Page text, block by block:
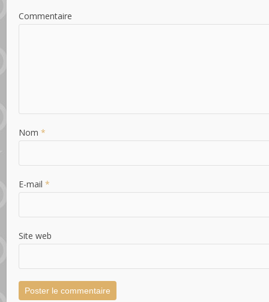
Commentaire
Nom*
E-mail*
Site web